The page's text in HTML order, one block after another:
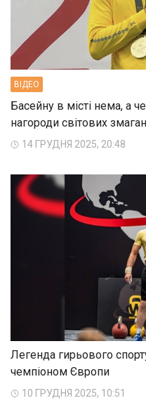
ВIДЕО
Басейну в місті нема, а
нагороди світових
14 ГРУДНЯ 2025, 20:48
Легенда гирьового
чемпіоном Європи
10 ГРУДНЯ 2025, 10:51